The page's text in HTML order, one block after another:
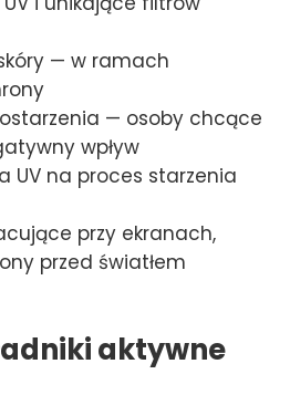
— w ramach
— osoby chcące
wpływ
UV na proces starzenia
przy ekranach,
przed światłem
aktywne